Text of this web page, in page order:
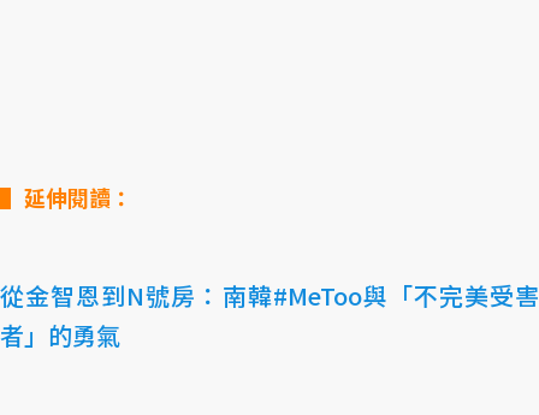
延伸閱讀：
從金智恩到N號房：南韓#MeToo與「不完美受害
者」的勇氣